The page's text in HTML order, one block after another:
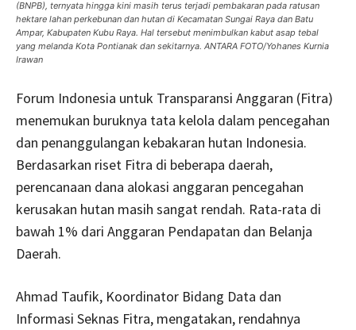
(BNPB), ternyata hingga kini masih terus terjadi pembakaran pada ratusan
hektare lahan perkebunan dan hutan di Kecamatan Sungai Raya dan Batu
Ampar, Kabupaten Kubu Raya. Hal tersebut menimbulkan kabut asap tebal
yang melanda Kota Pontianak dan sekitarnya. ANTARA FOTO/Yohanes Kurnia
Irawan
Forum Indonesia untuk Transparansi Anggaran (Fitra)
menemukan buruknya tata kelola dalam pencegahan
dan penanggulangan kebakaran hutan Indonesia.
Berdasarkan riset Fitra di beberapa daerah,
perencanaan dana alokasi anggaran pencegahan
kerusakan hutan masih sangat rendah. Rata-rata di
bawah 1% dari Anggaran Pendapatan dan Belanja
Daerah.
Ahmad Taufik, Koordinator Bidang Data dan
Informasi Seknas Fitra, mengatakan, rendahnya